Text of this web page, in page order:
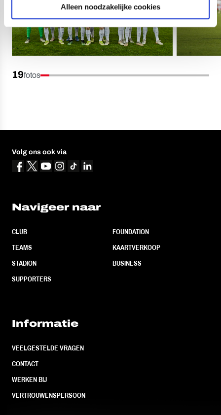
Alleen noodzakelijke cookies
19fotos
Volg ons ook via
Navigeer naar
CLUB
TEAMS
STADION
SUPPORTERS
FOUNDATION
KAARTVERKOOP
BUSINESS
Informatie
VEELGESTELDE VRAGEN
CONTACT
WERKEN BIJ
VERTROUWENSPERSOON